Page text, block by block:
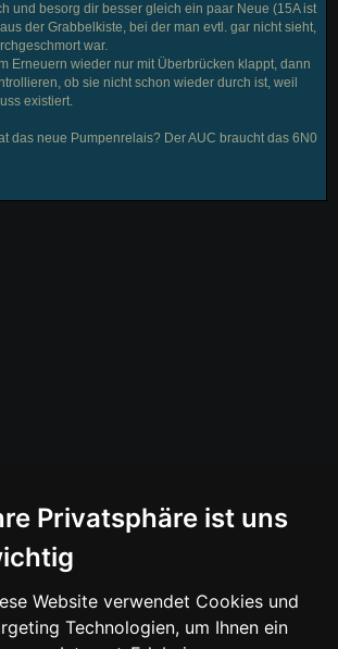
Privatsphäre ist uns
Website verwendet Cookies und
Technologien, um Ihnen ein
und besorg dir besser gleich ein paar Neue (15A ist
der Grabbelkiste, bei der man evtl. gar nicht sieht,
war.
Erneuern wieder nur mit Überbrücken klappt, dann
ob sie nicht schon wieder durch ist, weil
existiert.
das neue Pumpenrelais? Der AUC braucht das 6N0